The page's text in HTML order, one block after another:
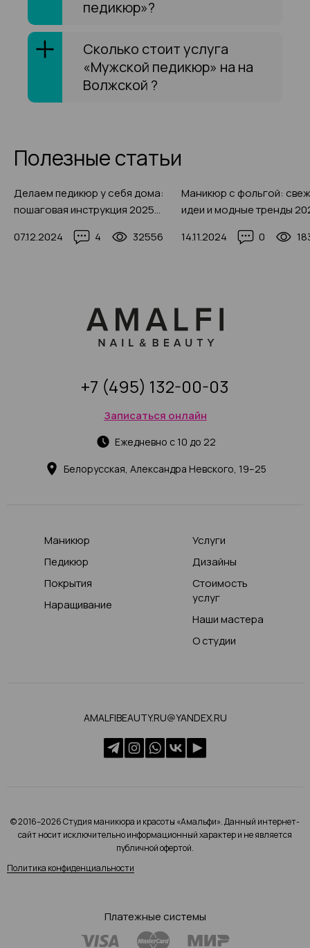
педикюр»?
Сколько стоит услуга
«Мужской педикюр» на на
Волжской ?
Полезные статьи
Делаем педикюр у себя дома:
пошаговая инструкция 2025
07.12.2024 4 32556
Маникюр с фольгой:
идеи и модные тренды
14.11.2024 0
Белорусская, Александра Невского, 19–25
Ежедневно с 10 до 22
Записаться онлайн
+7 (495) 132-00-03
Маникюр
Педикюр
Покрытия
Наращивание
Услуги
Дизайны
Стоимость
услуг
Наши мастера
О студии
AMALFIBEAUTY.RU@YANDEX.RU
© 2016–2026 Студия маникюра и красоты «Амальфи». Данный интернет-
сайт носит исключительно информационный характер и не является
публичной офертой.
Политика конфиденциальности
Платежные системы